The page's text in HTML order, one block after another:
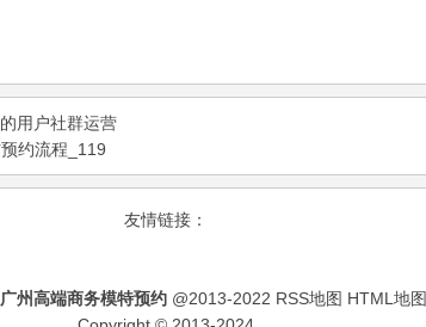
用户社群运营
约流程_119
友情链接：
广州高端商务模特预约@2013-2022 RSS地图 HTML地图